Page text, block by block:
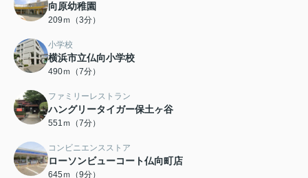
向原幼稚園
209ｍ（3分）
小学校
横浜市立仏向小学校
490ｍ（7分）
ファミリーレストラン
ハングリータイガー保土ヶ谷
551ｍ（7分）
コンビニエンスストア
ローソンビューコート仏向町店
645ｍ（9分）